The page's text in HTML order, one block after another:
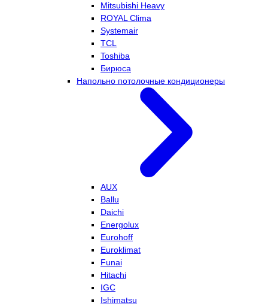
Mitsubishi Heavy
ROYAL Clima
Systemair
TCL
Toshiba
Бирюса
Напольно потолочные кондиционеры
AUX
Ballu
Daichi
Energolux
Eurohoff
Euroklimat
Funai
Hitachi
IGC
Ishimatsu